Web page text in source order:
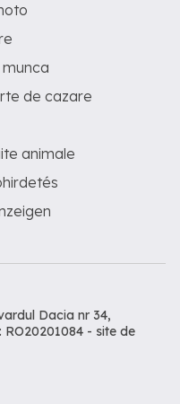
de cazare
animale
Dacia nr 34,
- site de